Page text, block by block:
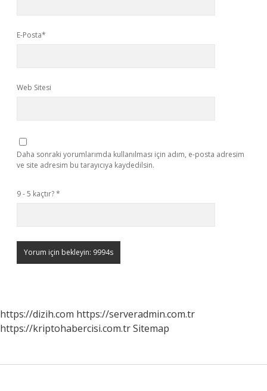
E-Posta*
Web Sitesi
Daha sonraki yorumlarımda kullanılması için adım, e-posta adresim
ve site adresim bu tarayıcıya kaydedilsin.
9 - 5 kaçtır?*
https://dizih.com https://serveradmin.com.tr
https://kriptohabercisi.com.trSitemap